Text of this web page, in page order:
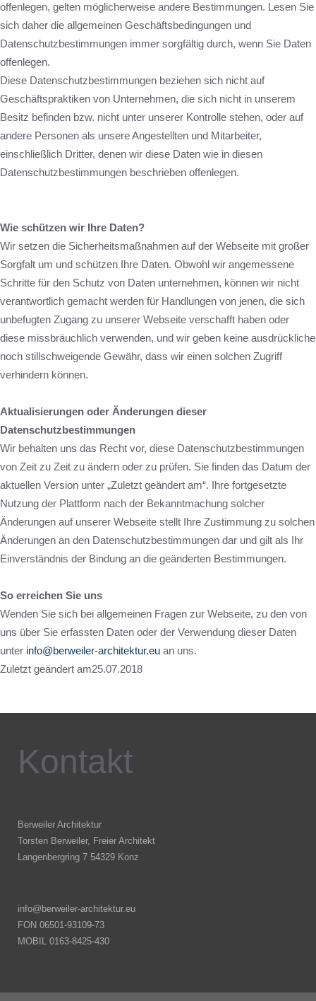
offenlegen, gelten möglicherweise andere Bestimmungen. Lesen Sie
sich daher die allgemeinen Geschäftsbedingungen und
Datenschutzbestimmungen immer sorgfältig durch, wenn Sie Daten
offenlegen.
Diese Datenschutzbestimmungen beziehen sich nicht auf
Geschäftspraktiken von Unternehmen, die sich nicht in unserem
Besitz befinden bzw. nicht unter unserer Kontrolle stehen, oder auf
andere Personen als unsere Angestellten und Mitarbeiter,
einschließlich Dritter, denen wir diese Daten wie in diesen
Datenschutzbestimmungen beschrieben offenlegen.
Wie schützen wir Ihre Daten?
Wir setzen die Sicherheitsmaßnahmen auf der Webseite mit großer
Sorgfalt um und schützen Ihre Daten. Obwohl wir angemessene
Schritte für den Schutz von Daten unternehmen, können wir nicht
verantwortlich gemacht werden für Handlungen von jenen, die sich
unbefugten Zugang zu unserer Webseite verschafft haben oder
diese missbräuchlich verwenden, und wir geben keine ausdrückliche
noch stillschweigende Gewähr, dass wir einen solchen Zugriff
verhindern können.
Aktualisierungen oder Änderungen dieser
Datenschutzbestimmungen
Wir behalten uns das Recht vor, diese Datenschutzbestimmungen
von Zeit zu Zeit zu ändern oder zu prüfen. Sie finden das Datum der
aktuellen Version unter „Zuletzt geändert am“. Ihre fortgesetzte
Nutzung der Plattform nach der Bekanntmachung solcher
Änderungen auf unserer Webseite stellt Ihre Zustimmung zu solchen
Änderungen an den Datenschutzbestimmungen dar und gilt als Ihr
Einverständnis der Bindung an die geänderten Bestimmungen.
So erreichen Sie uns
Wenden Sie sich bei allgemeinen Fragen zur Webseite, zu den von
uns über Sie erfassten Daten oder der Verwendung dieser Daten
unter info@berweiler-architektur.eu an uns.
Zuletzt geändert am25.07.2018
Kontakt
Berweiler Architektur
Torsten Berweiler, Freier Architekt
Langenbergring 7 54329 Konz
info@berweiler-architektur.eu
FON 06501-93109-73
MOBIL 0163-8425-430